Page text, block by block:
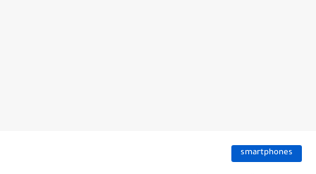
smartphones